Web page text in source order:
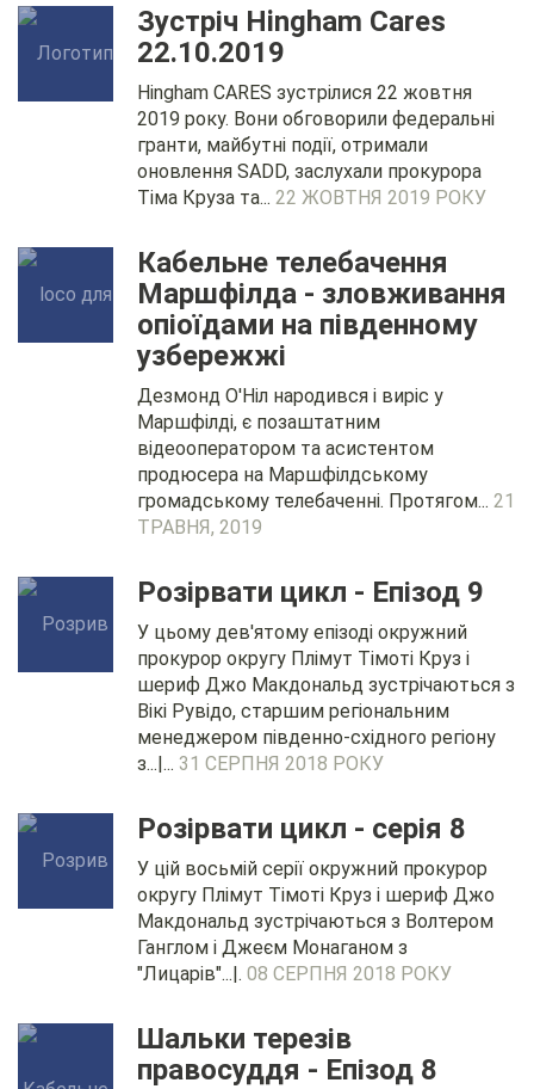
Зустріч Hingham Cares
22.10.2019
Hingham CARES зустрілися 22 жовтня
2019 року. Вони обговорили федеральні
гранти, майбутні події, отримали
оновлення SADD, заслухали прокурора
Тіма Круза та... 22 ЖОВТНЯ 2019 РОКУ
Кабельне телебачення
Маршфілда - зловживання
опіоїдами на південному
узбережжі
Дезмонд О'Ніл народився і виріс у
Маршфілді, є позаштатним
відеооператором та асистентом
продюсера на Маршфілдському
громадському телебаченні. Протягом... 21
ТРАВНЯ, 2019
Розірвати цикл - Епізод 9
У цьому дев'ятому епізоді окружний
прокурор округу Плімут Тімоті Круз і
шериф Джо Макдональд зустрічаються з
Вікі Рувідо, старшим регіональним
менеджером південно-східного регіону
з...|... 31 СЕРПНЯ 2018 РОКУ
Розірвати цикл - серія 8
У цій восьмій серії окружний прокурор
округу Плімут Тімоті Круз і шериф Джо
Макдональд зустрічаються з Волтером
Ганглом і Джеєм Монаганом з
"Лицарів"...|. 08 СЕРПНЯ 2018 РОКУ
Шальки терезів
правосуддя - Епізод 8